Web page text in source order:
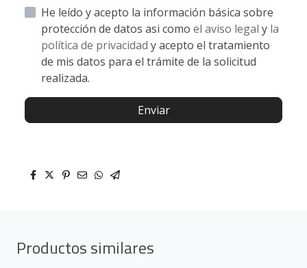
He leído y acepto la información básica sobre
protección de datos asi como el aviso legal y la
política de privacidad y acepto el tratamiento
de mis datos para el trámite de la solicitud
realizada.
Enviar
Productos similares